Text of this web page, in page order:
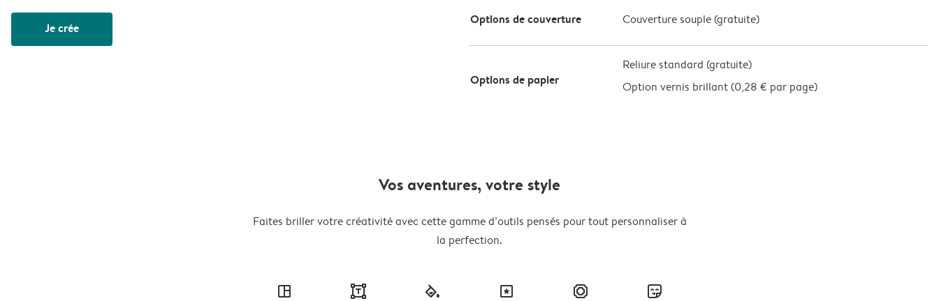
Je crée
Options de couverture Couverture souple (gratuite)
Options de papier
Reliure standard (gratuite)
Option vernis brillant (0,28 € par page)
Vos aventures, votre style
Faites briller votre créativité avec cette gamme d’outils pensés pour tout personnaliser à
la perfection.
layout text fill masks frames stickers